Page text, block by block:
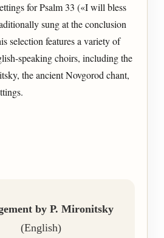
for Psalm 33 («I will bless
sung at the conclusion
selection features a variety of
speaking choirs, including the
the ancient Novgorod chant,
by P. Mironitsky
(English)